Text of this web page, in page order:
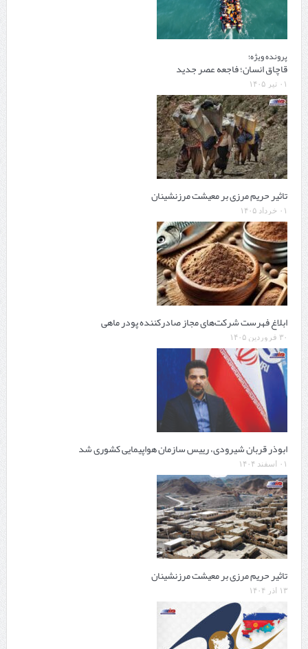
پرونده ویژه؛
قاچاق انسان؛ فاجعه عصر جدید
۰۱ تیر ۱۴۰۵
تاثیر حریم مرزی بر معیشت مرزنشینان
۰۱ خرداد ۱۴۰۵
ابلاغ فهرست شرکت‌های مجاز صادرکننده پودر ماهی
۳۰ فروردین ۱۴۰۵
ابوذر قربان شیرودی، رییس سازمان هواپیمایی کشوری شد
۰۱ اسفند ۱۴۰۴
تاثیر حریم مرزی بر معیشت مرزنشینان
۱۳ آذر ۱۴۰۴